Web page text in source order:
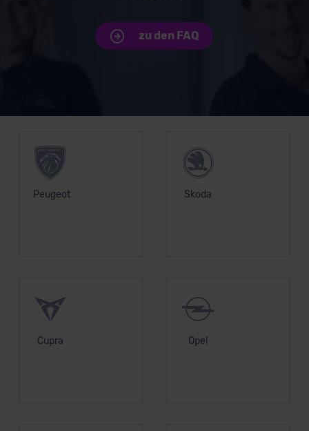
zu den FAQ
Peugeot Skoda
Cupra Opel